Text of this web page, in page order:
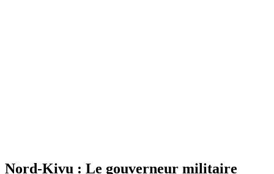
Nord-Kivu : Le gouverneur militaire